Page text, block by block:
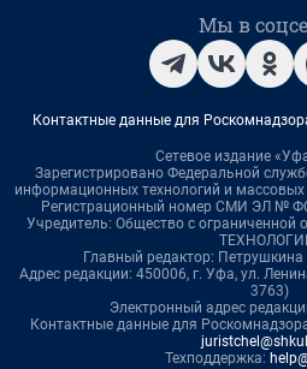
Мы в
Контактные данные для
Сетевое издание
Зарегистрировано Федеральной
информационных технологий и
Регистрационный номер СМИ ЭЛ №
Учредитель: Общество с
Главный редактор: Петрушкина
Адрес редакции: 450006, г. Уфа, ул.
3763)
Электронный адрес
Контактные данные для
Техподдержка: